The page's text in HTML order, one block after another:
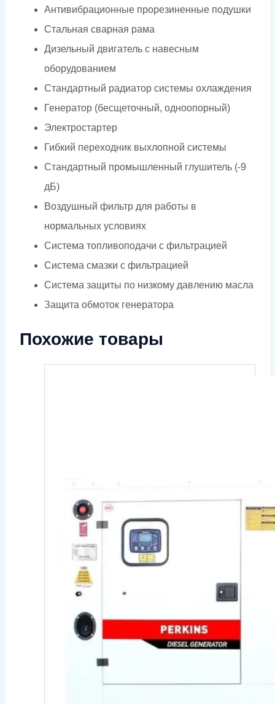
Антивибрационные прорезиненные подушки
Стальная сварная рама
Дизельный двигатель с навесным
оборудованием
Стандартный радиатор системы охлаждения
Генератор (бесщеточный, одноопорный)
Электростартер
Гибкий переходник выхлопной системы
Стандартный промышленный глушитель (-9
дБ)
Воздушный фильтр для работы в
нормальных условиях
Система топливоподачи с фильтрацией
Система смазки с фильтрацией
Система защиты по низкому давлению масла
Защита обмоток генератора
Похожие товары